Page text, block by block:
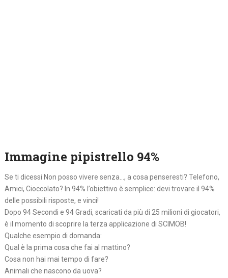
Immagine pipistrello 94%
Se ti dicessi Non posso vivere senza…, a cosa penseresti? Telefono,
Amici, Cioccolato? In 94% l’obiettivo è semplice: devi trovare il 94%
delle possibili risposte, e vinci!
Dopo 94 Secondi e 94 Gradi, scaricati da più di 25 milioni di giocatori,
è il momento di scoprire la terza applicazione di SCIMOB!
Qualche esempio di domanda:
Qual è la prima cosa che fai al mattino?
Cosa non hai mai tempo di fare?
Animali che nascono da uova?